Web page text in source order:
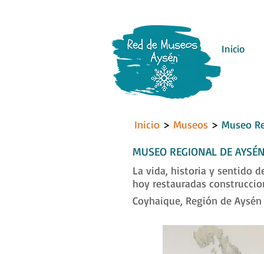
Inicio
Inicio > Museos > Museo
MUSEO REGIONAL DE AYSÉN
La vida, historia y sentido
hoy restauradas
Coyhaique, Región de Aysén